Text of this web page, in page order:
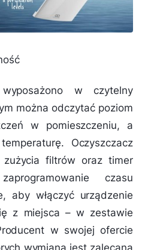
w czytelny
można odczytać poziom
w pomieszczeniu, a
Oczyszczacz
filtrów oraz timer
czasu
aby włączyć urządzenie
z miejsca – w zestawie
w swojej ofercie